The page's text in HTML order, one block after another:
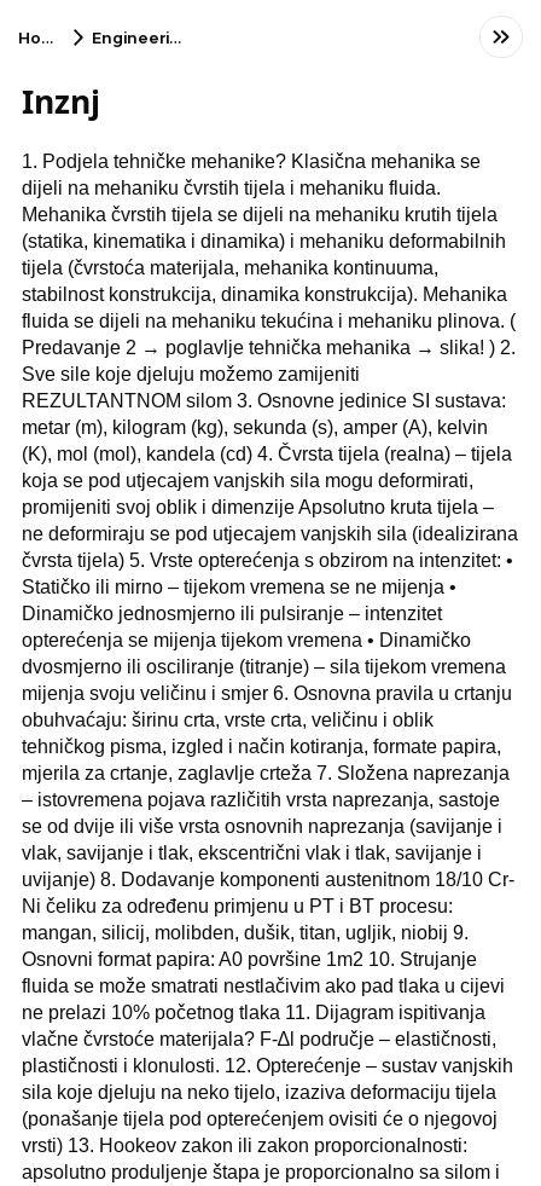
Home Engineering
Inznj
1. Podjela tehničke mehanike? Klasična mehanika se
dijeli na mehaniku čvrstih tijela i mehaniku fluida.
Mehanika čvrstih tijela se dijeli na mehaniku krutih tijela
(statika, kinematika i dinamika) i mehaniku deformabilnih
tijela (čvrstoća materijala, mehanika kontinuuma,
stabilnost konstrukcija, dinamika konstrukcija). Mehanika
fluida se dijeli na mehaniku tekućina i mehaniku plinova. (
Predavanje 2 → poglavlje tehnička mehanika → slika! ) 2.
Sve sile koje djeluju možemo zamijeniti
REZULTANTNOM silom 3. Osnovne jedinice SI sustava:
metar (m), kilogram (kg), sekunda (s), amper (A), kelvin
(K), mol (mol), kandela (cd) 4. Čvrsta tijela (realna) – tijela
koja se pod utjecajem vanjskih sila mogu deformirati,
promijeniti svoj oblik i dimenzije Apsolutno kruta tijela –
ne deformiraju se pod utjecajem vanjskih sila (idealizirana
čvrsta tijela) 5. Vrste opterećenja s obzirom na intenzitet: •
Statičko ili mirno – tijekom vremena se ne mijenja •
Dinamičko jednosmjerno ili pulsiranje – intenzitet
opterećenja se mijenja tijekom vremena • Dinamičko
dvosmjerno ili osciliranje (titranje) – sila tijekom vremena
mijenja svoju veličinu i smjer 6. Osnovna pravila u crtanju
obuhvaćaju: širinu crta, vrste crta, veličinu i oblik
tehničkog pisma, izgled i način kotiranja, formate papira,
mjerila za crtanje, zaglavlje crteža 7. Složena naprezanja
– istovremena pojava različitih vrsta naprezanja, sastoje
se od dvije ili više vrsta osnovnih naprezanja (savijanje i
vlak, savijanje i tlak, ekscentrični vlak i tlak, savijanje i
uvijanje) 8. Dodavanje komponenti austenitnom 18/10 Cr-
Ni čeliku za određenu primjenu u PT i BT procesu:
mangan, silicij, molibden, dušik, titan, ugljik, niobij 9.
Osnovni format papira: A0 površine 1m2 10. Strujanje
fluida se može smatrati nestlačivim ako pad tlaka u cijevi
ne prelazi 10% početnog tlaka 11. Dijagram ispitivanja
vlačne čvrstoće materijala? F-∆l područje – elastičnosti,
plastičnosti i klonulosti. 12. Opterećenje – sustav vanjskih
sila koje djeluju na neko tijelo, izaziva deformaciju tijela
(ponašanje tijela pod opterećenjem ovisiti će o njegovoj
vrsti) 13. Hookeov zakon ili zakon proporcionalnosti:
apsolutno produljenje štapa je proporcionalno sa silom i